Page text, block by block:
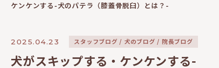
ケンケンする-犬のパテラ（膝蓋骨脱臼）とは？-
2025.04.23 スタッフブログ 犬のブログ 院長ブログ
犬がスキップする・ケンケンする-